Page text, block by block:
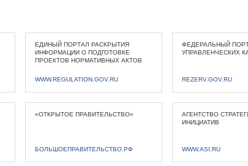
ЕДИНЫЙ ПОРТАЛ РАСКРЫТИЯ
ИНФОРМАЦИИ О ПОДГОТОВКЕ
ПРОЕКТОВ НОРМАТИВНЫХ АКТОВ
WWW.REGULATION.GOV.RU
ФЕДЕРАЛЬНЫЙ
УПРАВЛЕНЧЕСКИХ
REZERV.GOV.RU
«ОТКРЫТОЕ ПРАВИТЕЛЬСТВО»
БОЛЬШОЕПРАВИТЕЛЬСТВО.РФ
АГЕНТСТВО
ИНИЦИАТИВ
WWW.ASI.RU